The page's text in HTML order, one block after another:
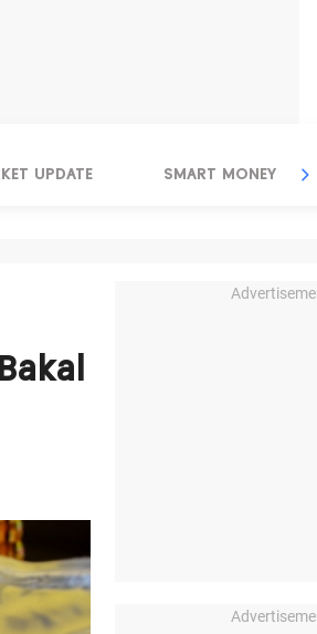
UPDATE SMART MONEY